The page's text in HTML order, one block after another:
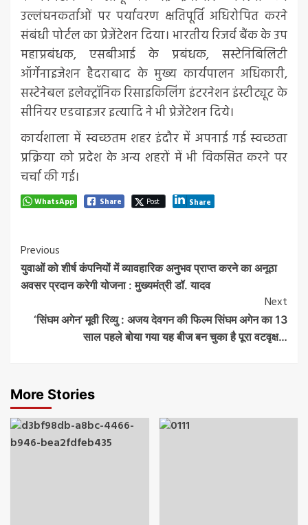
उल्लंघनकर्ताओं पर पर्यावरण क्षतिपूर्ति अधिरोपित करने
संबंधी पोर्टल का प्रेजेंटेशन दिया। भारतीय रिजर्व बैंक के उप
महाप्रबंधक, एसबीआई के प्रबंधक, सस्टेनिबिलिटी
ऑर्गेनाइजेशन हैदराबाद के मुख्य कार्यपालन अधिकारी,
सस्टेनेबल इलेक्ट्रॉनिक रिसाइकिलिंग इंटरनेशन इंस्टीट्यूट के
सीनियर एडवाइजर इत्यादि ने भी प्रेजेंटेशन दिये।
कार्यशाला में स्वच्छतम शहर इंदौर में अपनाई गई स्वच्छता
प्रक्रिया को प्रदेश के अन्य शहरों में भी विकसित करने पर
चर्चा की गई।
WhatsApp Share Post Share
Post
Navigation
Previous
युवाओं को शीर्ष कंपनियों में व्यावहारिक अनुभव प्राप्त करने का अनूठा
अवसर प्रदान करेगी योजना : मुख्यमंत्री डॉ. यादव
Next
‘सिंघम अगेन’ मूवी रिव्यु : अजय देवगन की फिल्म सिंघम अगेन का 13
साल पहले बोया गया यह बीज बन चुका है पूरा वटवृक्ष…
More Stories